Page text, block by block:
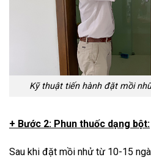
Kỹ thuật tiến hành đặt mồi
+ Bước 2: Phun thuốc dạng bột:
Sau khi đặt mồi nhử từ 10-15